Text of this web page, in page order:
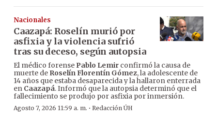
Nacionales
Caazapá: Roselín murió por
asfixia y la violencia sufrió
tras su deceso, según autopsia
El médico forense Pablo Lemir confirmó la causa de
muerte de Roselín Florentín Gómez, la adolescente de
14 años que estaba desaparecida y la hallaron enterrada
en Caazapá. Informó que la autopsia determinó que el
fallecimiento se produjo por asfixia por inmersión.
Agosto 7, 2026 11:59 a. m. · Redacción ÚH